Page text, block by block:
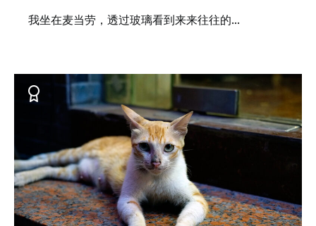
我坐在麦当劳，透过玻璃看到来来往往的…